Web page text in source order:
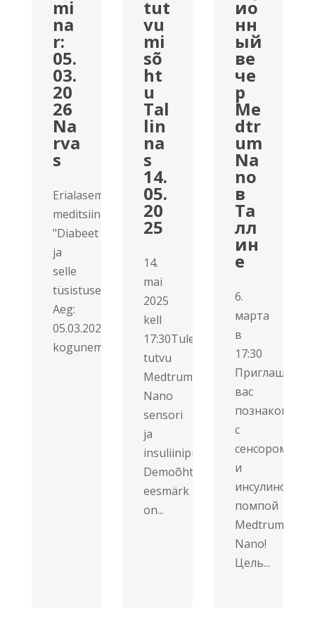
mi
na
r:
05.
03.
20
26
Na
rva
s
Erialaseminar
meditsiinipersonalile
"Diabeet
ja
selle
tüsistused"
Aeg:
05.03.2026Algus:
kogunemine...
tut
vu
mi
sõ
ht
u
Tal
lin
na
s
14.
05.
20
25
14.
mai
2025
kell
17:30Tule
tutvu
Medtrum
Nano
sensori
ja
insuliinipumbaga!
Demoõhtu
eesmärk
on...
ио
нн
ый
ве
че
р
Me
dtr
um
Na
no
в
Та
лл
ин
е
6.
марта
в
17:30
Приглашаем
вас
с
сенсором
и
инсулиновой
помпой
Medtrum
Nano!
Цель...